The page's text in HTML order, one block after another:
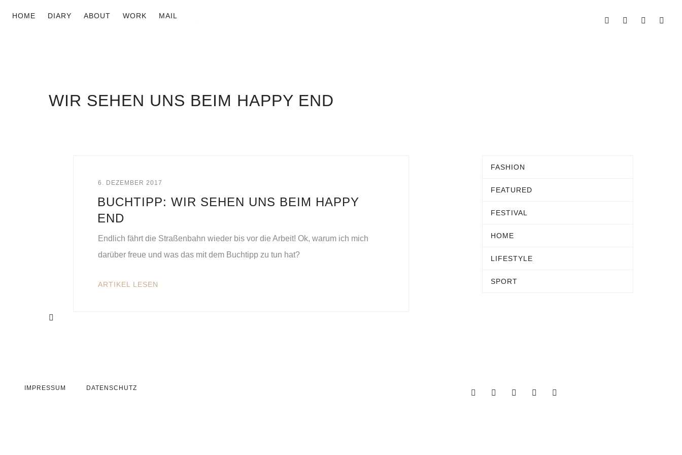
HOME DIARY ABOUT WORK MAIL
WIR SEHEN UNS BEIM HAPPY END
6. DEZEMBER 2017
BUCHTIPP: WIR SEHEN UNS BEIM HAPPY
END
Endlich fährt die Straßenbahn wieder bis vor die Arbeit! Ok, warum ich mich
darüber freue und was das mit dem Buchtipp zu tun hat?
ARTIKEL LESEN
FASHION
FEATURED
FESTIVAL
HOME
LIFESTYLE
SPORT
IMPRESSUM DATENSCHUTZ